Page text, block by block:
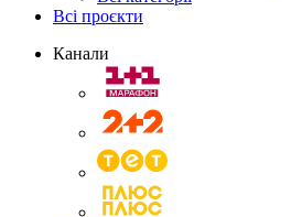
Всі проєкти
Канали